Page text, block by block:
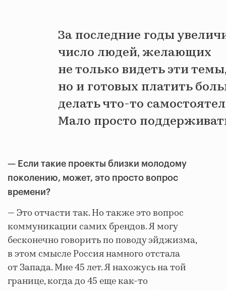
За последние годы
число людей, желающих
не только видеть эти темы,
но и готовых платить
делать что-то
Мало просто
— Если такие проекты близки молодому
поколению, может, это просто вопрос
времени?
— Это отчасти так. Но также это вопрос
коммуникации самих брендов. Я могу
бесконечно говорить по поводу эйджизма,
в этом смысле Россия намного отстала
от Запада. Мне 45 лет. Я нахожусь на той
границе, когда до 45 еще как-то